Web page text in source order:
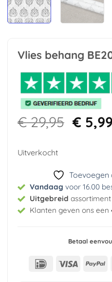
Vlies behang
€29,95
prijs
€5,99
Uitverkocht
Vandaag voor 16.00
Uitgebreid assortiment
Klanten geven ons een
Betaal
IDeal Visa